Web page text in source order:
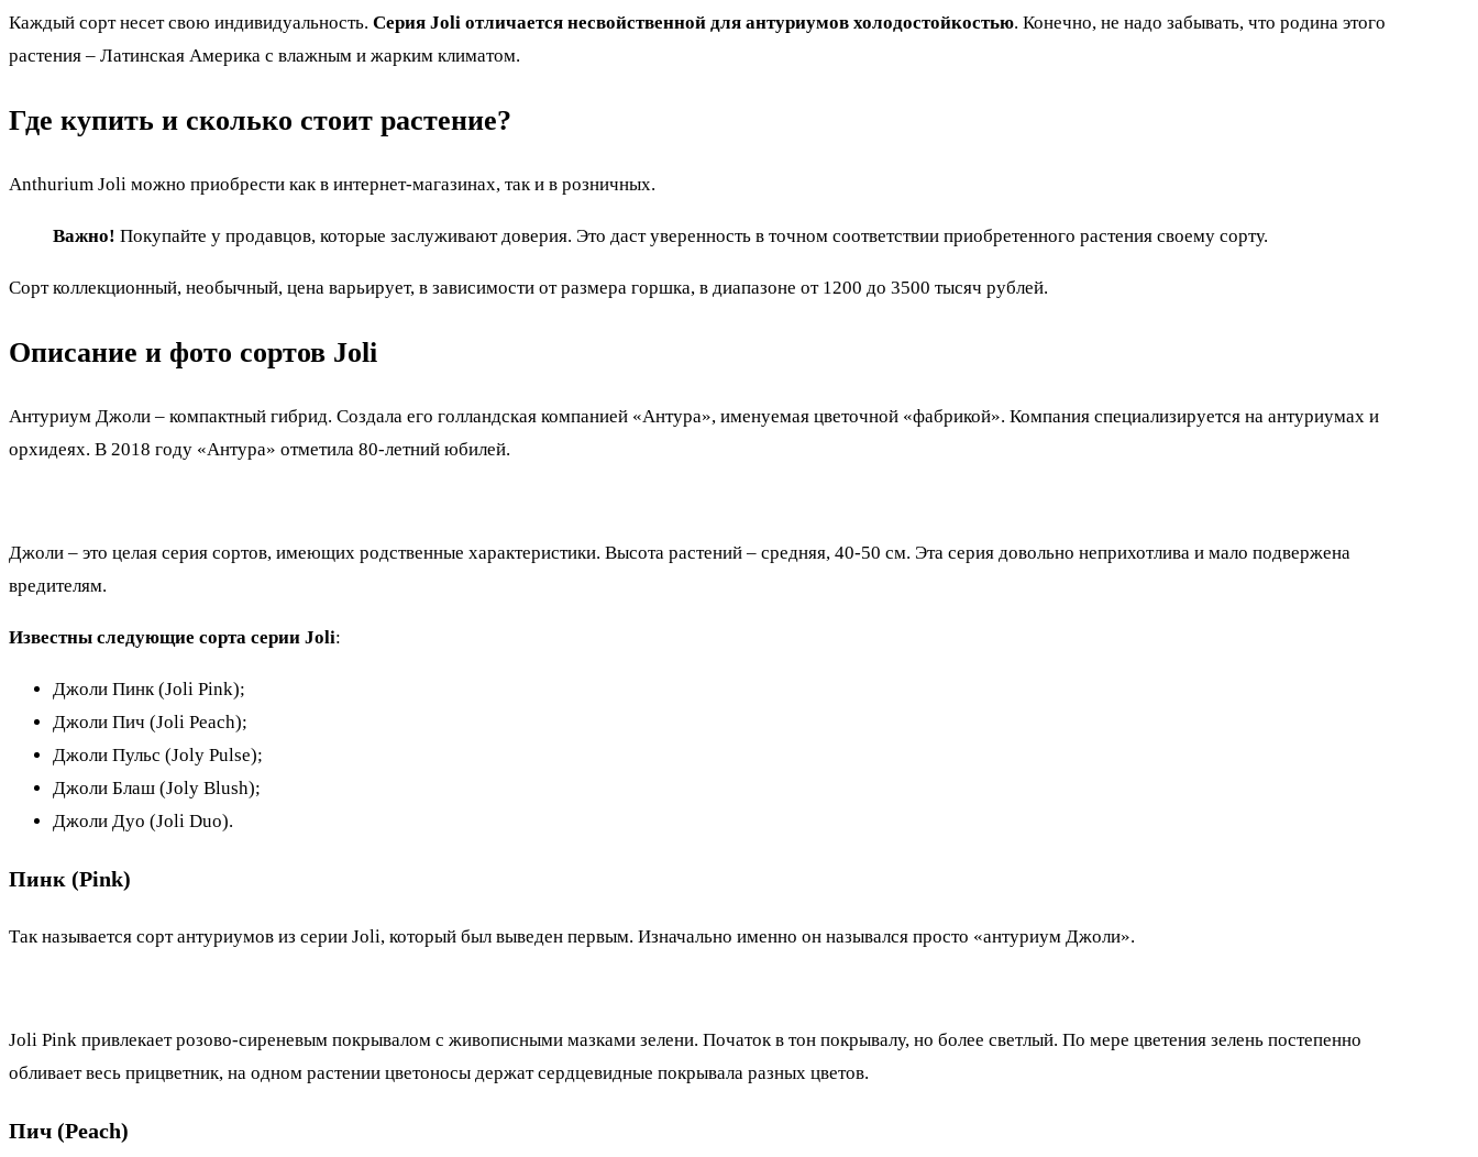
Каждый сорт несет свою индивидуальность. Серия Joli отличается несвойственной для антуриумов холодостойкостью. Конечно, не надо забывать, что родина этого
растения – Латинская Америка с влажным и жарким климатом.
Где купить и сколько стоит растение?
Anthurium Joli можно приобрести как в интернет-магазинах, так и в розничных.
Важно! Покупайте у продавцов, которые заслуживают доверия. Это даст уверенность в точном соответствии приобретенного растения своему сорту.
Сорт коллекционный, необычный, цена варьирует, в зависимости от размера горшка, в диапазоне от 1200 до 3500 тысяч рублей.
Описание и фото сортов Joli
Антуриум Джоли – компактный гибрид. Создала его голландская компанией «Антура», именуемая цветочной «фабрикой». Компания специализируется на антуриумах и
орхидеях. В 2018 году «Антура» отметила 80-летний юбилей.
Джоли – это целая серия сортов, имеющих родственные характеристики. Высота растений – средняя, 40-50 см. Эта серия довольно неприхотлива и мало подвержена
вредителям.
Известны следующие сорта серии Joli:
Джоли Пинк (Joli Pink);
Джоли Пич (Joli Peach);
Джоли Пульс (Joly Pulse);
Джоли Блаш (Joly Blush);
Джоли Дуо (Joli Duo).
Пинк (Pink)
Так называется сорт антуриумов из серии Joli, который был выведен первым. Изначально именно он назывался просто «антуриум Джоли».
Joli Pink привлекает розово-сиреневым покрывалом с живописными мазками зелени. Початок в тон покрывалу, но более светлый. По мере цветения зелень постепенно
обливает весь прицветник, на одном растении цветоносы держат сердцевидные покрывала разных цветов.
Пич (Peach)